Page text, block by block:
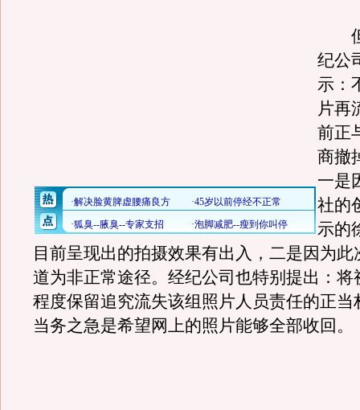
但
纪公
示：
片再
前正
商撤
一是
社的
示的
目前呈现出的拍摄效果有出入，二是因为此
道为非正常途径。经纪公司也特别提出：将
程度保留追究流失该组照片人员责任的正当
当务之急是希望网上的照片能够全部收回。